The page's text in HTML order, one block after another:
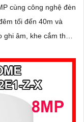
cùng công nghệ đèn
tối đến 40m và
ninh hỗ trợ PoE và